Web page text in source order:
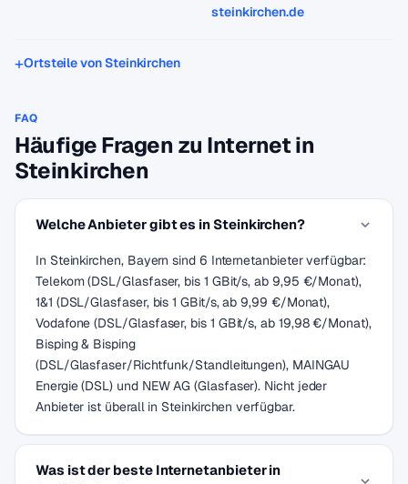
steinkirchen.de
Ortsteile von Steinkirchen
FAQ
Häufige Fragen zu Internet in
Steinkirchen
Welche Anbieter gibt es in Steinkirchen?
In Steinkirchen, Bayern sind 6 Internetanbieter verfügbar:
Telekom (DSL/Glasfaser, bis 1 GBit/s, ab 9,95 €/Monat),
1&1 (DSL/Glasfaser, bis 1 GBit/s, ab 9,99 €/Monat),
Vodafone (DSL/Glasfaser, bis 1 GBit/s, ab 19,98 €/Monat),
Bisping & Bisping
(DSL/Glasfaser/Richtfunk/Standleitungen), MAINGAU
Energie (DSL) und NEW AG (Glasfaser). Nicht jeder
Anbieter ist überall in Steinkirchen verfügbar.
Was ist der beste Internetanbieter in